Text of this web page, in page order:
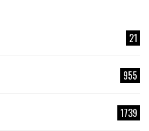
21
955
1739